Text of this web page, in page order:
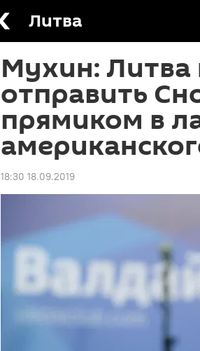
Литва
Мухин:
отправить
прямиком в
18:30 18.09.2019